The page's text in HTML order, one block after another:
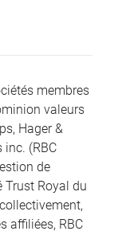
membres
valeurs
Hager &
inc. (RBC
de
Trust Royal du
affiliées, RBC